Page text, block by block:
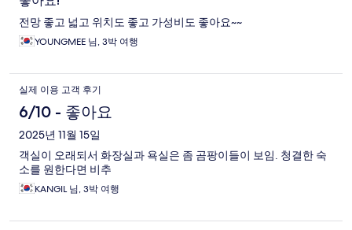
전망 좋고 넓고 위치도 좋고 가성비도 좋아요~~
YOUNGMEE 님, 3박 여행
실제 이용 고객 후기
6/10 - 좋아요
2025년 11월 15일
객실이 오래되서 화장실과 욕실은 좀 곰팡이들이 보임. 청결한 숙
소를 원한다면 비추
KANGIL 님, 3박 여행